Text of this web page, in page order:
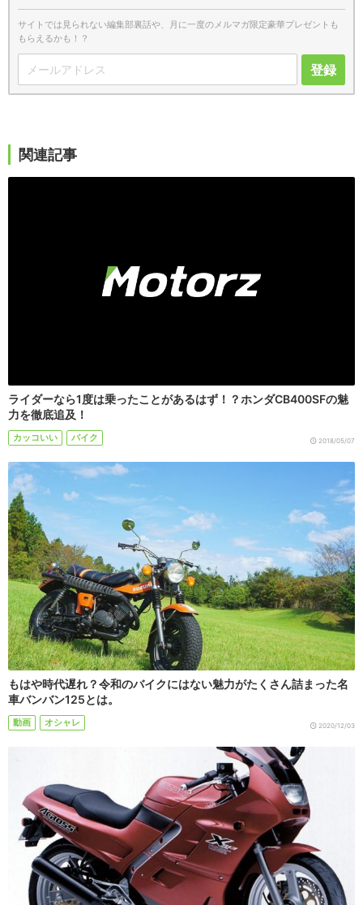
サイトでは見られない編集部裏話や、月に一度のメルマガ限定豪華プレゼントも
もらえるかも！？
登録
関連記事
ライダーなら1度は乗ったことがあるはず！？ホンダCB400SFの魅
力を徹底追及！
カッコいい バイク 2018/05/07
もはや時代遅れ？令和のバイクにはない魅力がたくさん詰まった名
車バンバン125とは。
動画 オシャレ 2020/12/03